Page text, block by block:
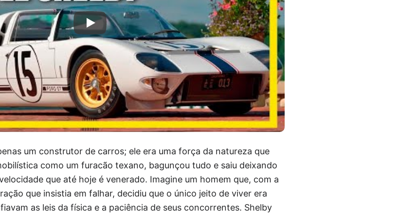
um construtor de carros; ele era uma força da natureza que
como um furacão texano, bagunçou tudo e saiu deixando
que até hoje é venerado. Imagine um homem que, com a
que insistia em falhar, decidiu que o único jeito de viver era
as leis da física e a paciência de seus concorrentes. Shelby